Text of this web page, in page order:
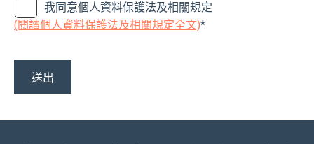
我同意個人資料保護法及相關規定
(閱讀個人資料保護法及相關規定全文)*